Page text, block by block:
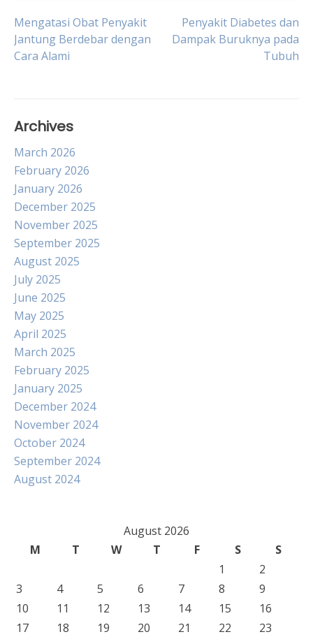
Post
navigation
Mengatasi Obat Penyakit
Jantung Berdebar dengan
Cara Alami
Penyakit Diabetes dan
Dampak Buruknya pada
Tubuh
Archives
March 2026
February 2026
January 2026
December 2025
November 2025
September 2025
August 2025
July 2025
June 2025
May 2025
April 2025
March 2025
February 2025
January 2025
December 2024
November 2024
October 2024
September 2024
August 2024
August 2026
M
T W T F S
S
1
2
3
4 5 6 7 8
9
10
11 12 13 14 15
16
17
18 19 20 21 22
23